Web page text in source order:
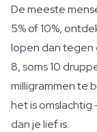
De meeste
5% of 10%,
lopen dan tegen
8, soms 10
milligrammen te
het is omslachtig
dan je lief is.